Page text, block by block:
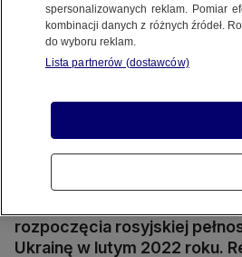
Udostępnij
Ławrow planuje w tym
Macedonii Północnej, aby
obradach Rady
Bezpieczeństwa i
(OBWE). Będzie to pierwsza
rozpoczęcia rosyjskiej
Ukrainę w lutym 2022 roku.
spersonalizowanych reklam. Pomiar
kombinacji danych z różnych źródeł.
do wyboru reklam.
Lista partnerów (dostawców)